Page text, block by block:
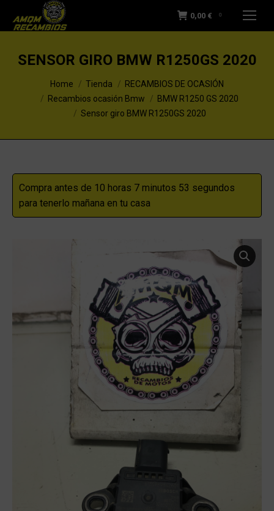
0,00 € 0
SENSOR GIRO BMW R1250GS 2020
You are here:Home Tienda
RECAMBIOS DE OCASIÓN
Recambios ocasión Bmw
BMW R1250 GS 2020
Sensor giro BMW R1250GS 2020
Compra antes de 10 horas 7 minutos 53 segundos
para tenerlo mañana en tu casa